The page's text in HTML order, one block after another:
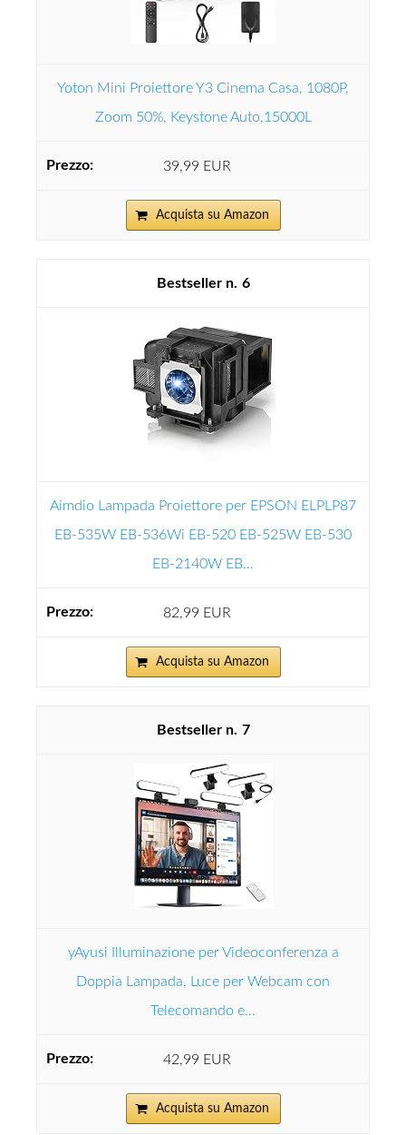
Yoton Mini Proiettore Y3 Cinema Casa, 1080P,
Zoom 50%, Keystone Auto,15000L
39,99 EUR
Acquista su Amazon
6
Aimdio Lampada Proiettore per EPSON ELPLP87
EB-535W EB-536Wi EB-520 EB-525W EB-530
EB-2140W EB...
82,99 EUR
Acquista su Amazon
7
yAyusi Illuminazione per Videoconferenza a
Doppia Lampada, Luce per Webcam con
Telecomando e...
42,99 EUR
Acquista su Amazon